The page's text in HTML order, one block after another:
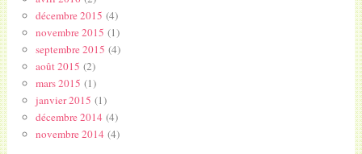
décembre 2015 (4)
novembre 2015 (1)
septembre 2015 (4)
août 2015 (2)
mars 2015 (1)
janvier 2015 (1)
décembre 2014(4)
novembre 2014(4)